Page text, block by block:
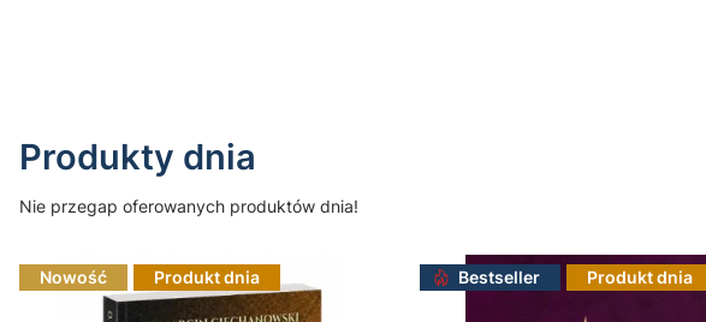
Produkty dnia
Nie przegap oferowanych produktów dnia!
Nowość Produkt dnia Bestseller Produkt dnia